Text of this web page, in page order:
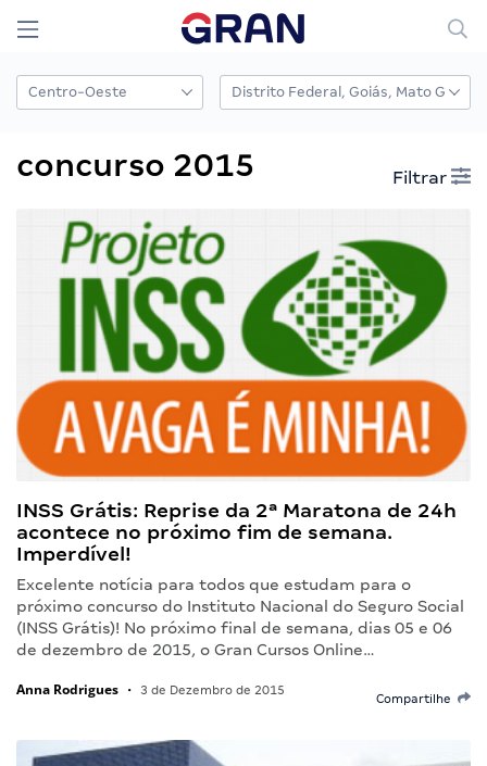
concurso 2015 Filtrar
INSS Grátis: Reprise da 2ª Maratona de 24h
acontece no próximo fim de semana.
Imperdível!
Excelente notícia para todos que estudam para o
próximo concurso do Instituto Nacional do Seguro Social
(INSS Grátis)! No próximo final de semana, dias 05 e 06
de dezembro de 2015, o Gran Cursos Online…
Anna Rodrigues • 3 de Dezembro de 2015
Compartilhe